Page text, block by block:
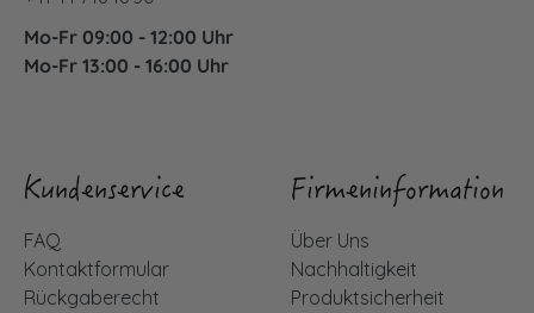
Mo-Fr 09:00 - 12:00 Uhr
Mo-Fr 13:00 - 16:00 Uhr
Kundenservice
FAQ
Kontaktformular
Rückgaberecht
Firmeninformation
Über Uns
Nachhaltigkeit
Produktsicherheit